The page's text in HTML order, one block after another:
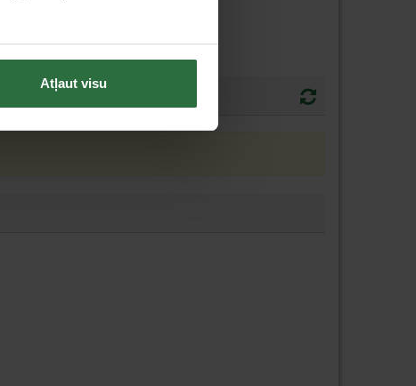
Atļaut visu